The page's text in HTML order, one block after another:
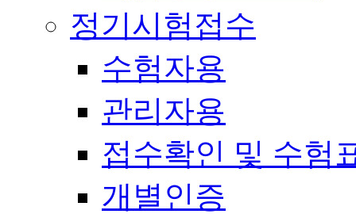
정기시험접수
수험자용
관리자용
접수확인 및 수험
개별인증